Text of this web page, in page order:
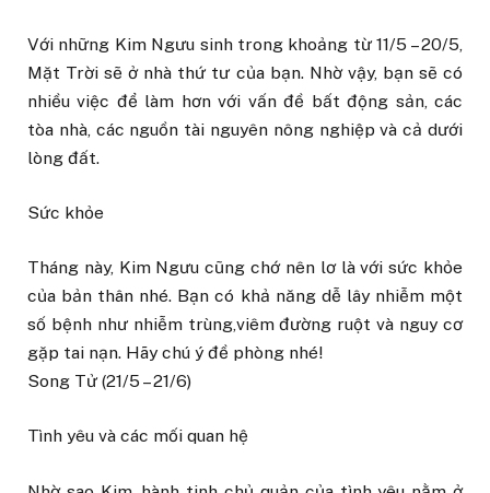
Với những Kim Ngưu sinh trong khoảng từ 11/5 – 20/5,
Mặt Trời sẽ ở nhà thứ tư của bạn. Nhờ vậy, bạn sẽ có
nhiều việc để làm hơn với vấn đề bất động sản, các
tòa nhà, các nguồn tài nguyên nông nghiệp và cả dưới
lòng đất.
Sức khỏe
Tháng này, Kim Ngưu cũng chớ nên lơ là với sức khỏe
của bản thân nhé. Bạn có khả năng dễ lây nhiễm một
số bệnh như nhiễm trùng,viêm đường ruột và nguy cơ
gặp tai nạn. Hãy chú ý đề phòng nhé!
Song Tử (21/5 – 21/6)
Tình yêu và các mối quan hệ